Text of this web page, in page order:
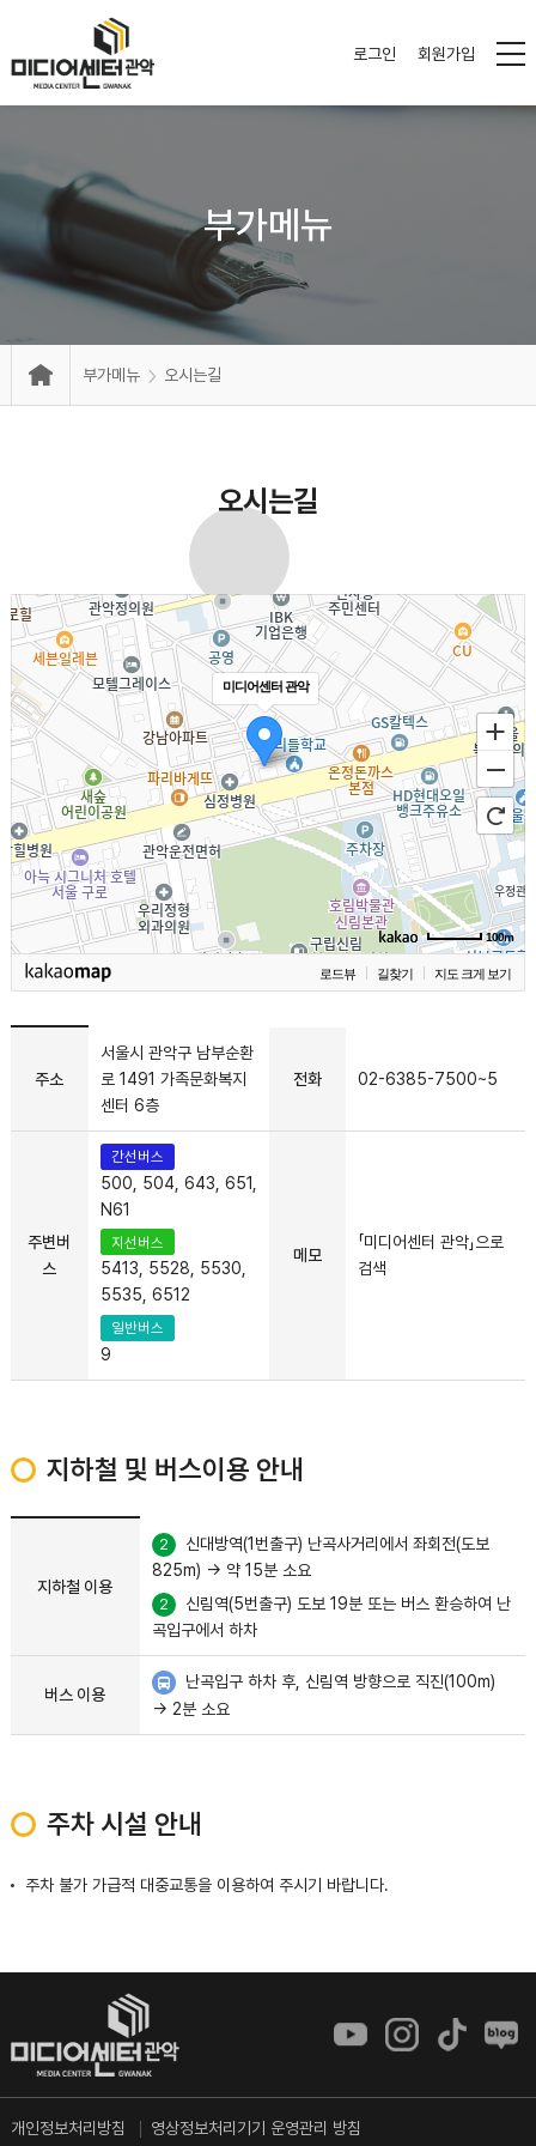
로그인 회원가입
부가메뉴
부가메뉴 오시는길
오시는길
미디어센터 관악
100m
로드뷰 길찾기 지도 크게 보기
주소
서울시 관악구 남부순환
로 1491 가족문화복지
센터 6층
전화 02-6385-7500~5
주변버
스
간선버스
500, 504, 643, 651,
N61
지선버스
5413, 5528, 5530,
5535, 6512
일반버스
9
메모
「미디어센터 관악」으로
검색
지하철 및 버스이용 안내
지하철 이용
2
신대방역(1번출구) 난곡사거리에서 좌회전(도보
825m) → 약 15분 소요
2
신림역(5번출구) 도보 19분 또는 버스 환승하여 난
곡입구에서 하차
버스 이용
난곡입구 하차 후, 신림역 방향으로 직진(100m)
→ 2분 소요
주차 시설 안내
주차 불가 가급적 대중교통을 이용하여 주시기 바랍니다.
개인정보처리방침
영상정보처리기기 운영관리 방침